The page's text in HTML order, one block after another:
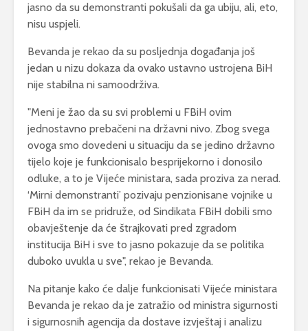
jasno da su demonstranti pokušali da ga ubiju, ali, eto,
nisu uspjeli.
Bevanda je rekao da su posljednja događanja još
jedan u nizu dokaza da ovako ustavno ustrojena BiH
nije stabilna ni samoodrživa.
"Meni je žao da su svi problemi u FBiH ovim
jednostavno prebačeni na državni nivo. Zbog svega
ovoga smo dovedeni u situaciju da se jedino državno
tijelo koje je funkcionisalo besprijekorno i donosilo
odluke, a to je Vijeće ministara, sada proziva za nerad.
‘Mirni demonstranti’ pozivaju penzionisane vojnike u
FBiH da im se pridruže, od Sindikata FBiH dobili smo
obavještenje da će štrajkovati pred zgradom
institucija BiH i sve to jasno pokazuje da se politika
duboko uvukla u sve", rekao je Bevanda.
Na pitanje kako će dalje funkcionisati Vijeće ministara
Bevanda je rekao da je zatražio od ministra sigurnosti
i sigurnosnih agencija da dostave izvještaj i analizu